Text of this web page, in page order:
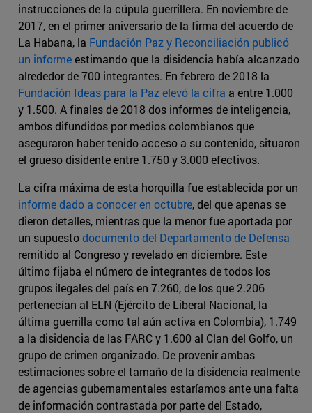
instrucciones de la cúpula guerrillera. En noviembre de
2017, en el primer aniversario de la firma del acuerdo de
La Habana, la Fundación Paz y Reconciliación publicó
un informeestimando que la disidencia había alcanzado
alrededor de 700 integrantes. En febrero de 2018 la
Fundación Ideas para la Paz elevó la cifra a entre 1.000
y 1.500. A finales de 2018 dos informes de inteligencia,
ambos difundidos por medios colombianos que
aseguraron haber tenido acceso a su contenido, situaron
el grueso disidente entre 1.750 y 3.000 efectivos.
La cifra máxima de esta horquilla fue establecida por un
informe dado a conocer en octubre, del que apenas se
dieron detalles, mientras que la menor fue aportada por
un supuestodocumento del Departamento de Defensa
remitido al Congreso y revelado en diciembre. Este
último fijaba el número de integrantes de todos los
grupos ilegales del país en 7.260, de los que 2.206
pertenecían al ELN (Ejército de Liberal Nacional, la
última guerrilla como tal aún activa en Colombia), 1.749
a la disidencia de las FARC y 1.600 al Clan del Golfo, un
grupo de crimen organizado. De provenir ambas
estimaciones sobre el tamaño de la disidencia realmente
de agencias gubernamentales estaríamos ante una falta
de información contrastada por parte del Estado,